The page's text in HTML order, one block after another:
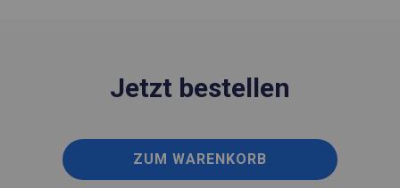
Jetzt bestellen
ZUM WARENKORB